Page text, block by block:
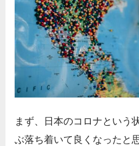
まず、日本のコロナという
ぶ落ち着いて良くなったと